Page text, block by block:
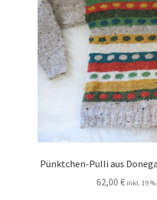
Pünktchen-Pulli aus
62,00 € inkl. 19